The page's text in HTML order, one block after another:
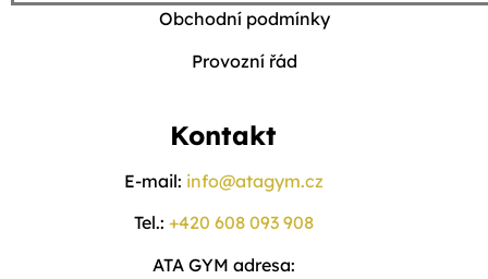
Obchodní podmínky
Provozní řád
Kontakt
E-mail: info@atagym.cz
Tel.: +420 608 093 908
ATA GYM adresa: